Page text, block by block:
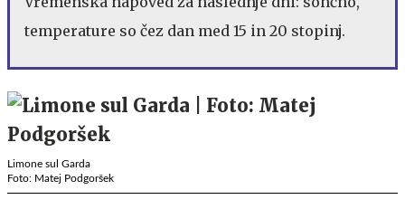
temperature so čez dan med 15 in 20 stopinj.
Limone sul Garda
Foto: Matej Podgoršek